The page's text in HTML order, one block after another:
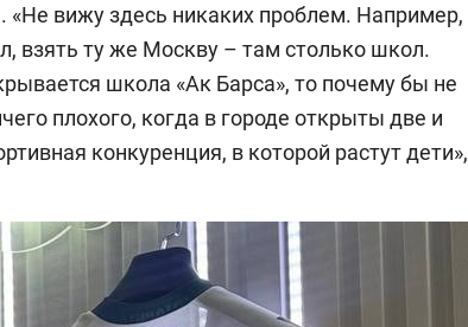
вижу здесь никаких проблем. Например,
взять ту же Москву – там столько школ.
школа «Ак Барса», то почему бы не
плохого, когда в городе открыты две и
конкуренция, в которой растут дети»,